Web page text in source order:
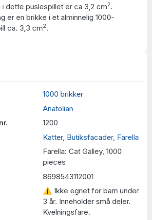
1000 brikker
Anatolian
1200
Katter, Butiksfacader, Farella
Farella: Cat Galley, 1000
pieces
8698543112001
⚠ Ikke egnet for barn under
3 år. Inneholder små deler.
Kvelningsfare.
i dette puslespillet er ca 3,2 cm2.
er en brikke i et alminnelig 1000-
ca. 3,3 cm2.